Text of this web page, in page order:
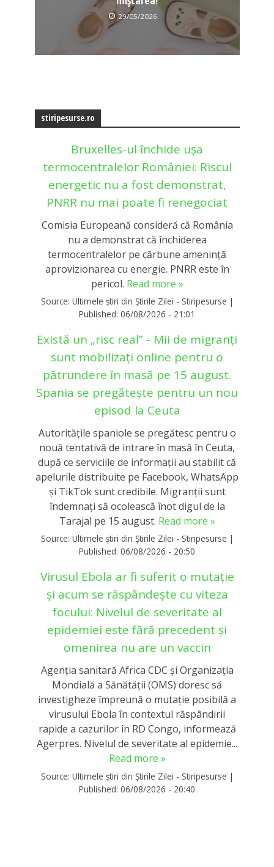
29/05/2026
stiripesurse.ro
Bruxelles-ul închide ușa
termocentralelor României: Riscul
energetic nu a fost demonstrat,
PNRR nu mai poate fi renegociat
Comisia Europeană consideră că România
nu a demonstrat că închiderea
termocentralelor pe cărbune amenință
aprovizionarea cu energie. PNRR este în
pericol. Read more »
Source: Ultimele știri din Știrile Zilei - Stiripesurse |
Published: 06/08/2026 - 21:01
Există un „risc real” - Mii de migranți
sunt mobilizați online pentru o
pătrundere în masă pe 15 august.
Spania se pregătește pentru un nou
episod la Ceuta
Autoritățile spaniole se pregătesc pentru o
nouă tentativă de intrare în masă în Ceuta,
după ce serviciile de informații au stabilit că
apelurile distribuite pe Facebook, WhatsApp
și TikTok sunt credibile. Migranții sunt
îndemnați să ocolească înot digul de la
Tarajal pe 15 august. Read more »
Source: Ultimele știri din Știrile Zilei - Stiripesurse |
Published: 06/08/2026 - 20:50
Virusul Ebola ar fi suferit o mutație
și acum se răspândește cu viteza
focului: Nivelul de severitate al
epidemiei este fără precedent și
omenirea nu are un vaccin
Agenţia sanitară Africa CDC şi Organizaţia
Mondială a Sănătăţii (OMS) doresc să
investigheze împreună o mutaţie posibilă a
virusului Ebola în contextul răspândirii
rapide a cazurilor în RD Congo, informează
Agerpres. Nivelul de severitate al epidemie...
Read more »
Source: Ultimele știri din Știrile Zilei - Stiripesurse |
Published: 06/08/2026 - 20:40